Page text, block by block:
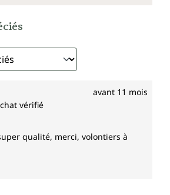
avant 11 mois
5 sur 5 étoiles
vérifié
qualité, merci, volontiers à